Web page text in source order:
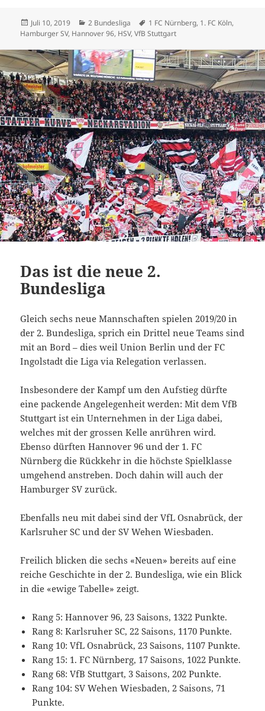
Veröffentlicht
am
Juli 10, 2019 Kategorien
2 Bundesliga Schlagwörter
1 FC Nürnberg, 1. FC Köln,
Hamburger SV, Hannover 96, HSV,VfB Stuttgart
Das ist die neue 2.
Bundesliga
Gleich sechs neue Mannschaften spielen 2019/20 in
der 2. Bundesliga, sprich ein Drittel neue Teams sind
mit an Bord – dies weil Union Berlin und der FC
Ingolstadt die Liga via Relegation verlassen.
Insbesondere der Kampf um den Aufstieg dürfte
eine packende Angelegenheit werden: Mit dem VfB
Stuttgart ist ein Unternehmen in der Liga dabei,
welches mit der grossen Kelle anrühren wird.
Ebenso dürften Hannover 96 und der 1. FC
Nürnberg die Rückkehr in die höchste Spielklasse
umgehend anstreben. Doch dahin will auch der
Hamburger SV zurück.
Ebenfalls neu mit dabei sind der VfL Osnabrück, der
Karlsruher SC und der SV Wehen Wiesbaden.
Freilich blicken die sechs «Neuen» bereits auf eine
reiche Geschichte in der 2. Bundesliga, wie ein Blick
in die «ewige Tabelle» zeigt.
Rang 5: Hannover 96, 23 Saisons, 1322 Punkte.
Rang 8: Karlsruher SC, 22 Saisons, 1170 Punkte.
Rang 10: VfL Osnabrück, 23 Saisons, 1107 Punkte.
Rang 15: 1. FC Nürnberg, 17 Saisons, 1022 Punkte.
Rang 68: VfB Stuttgart, 3 Saisons, 202 Punkte.
Rang 104: SV Wehen Wiesbaden, 2 Saisons, 71
Punkte.